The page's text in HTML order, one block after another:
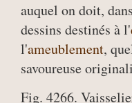
auquel on doit,
dessins destinés à l'
l'ameublement,
savoureuse
Fig. 4266.